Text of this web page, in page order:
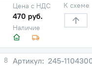
Наличие
Цена с НДС
470 руб.
К схеме
8
245-